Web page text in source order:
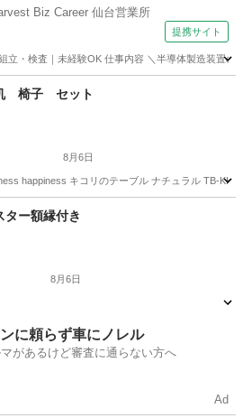
Biz Career 仙台営業所
提携サイト
立・検査｜未経験OK 仕事内容 ＼半導体製造装置
椅子 セット
8月6日
happiness キコリのテーブル ナチュラル TB-
キコリ
ター額縁付き
8月6日
インテリア雑貨/小物
に頼らず車にノレル
があるけど審査に通らない方へ
Ad